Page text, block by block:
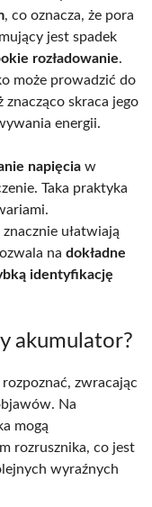
, co oznacza, że pora
jest spadek
rozładowanie.
może prowadzić do
znacząco skraca jego
energii.
napięcia w
Taka praktyka
znacznie ułatwiają
na dokładne
identyfikację
akumulator?
zwracając
Na
mogą
rozrusznika, co jest
wyraźnych